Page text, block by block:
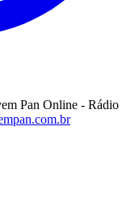
Pan Online - Rádio